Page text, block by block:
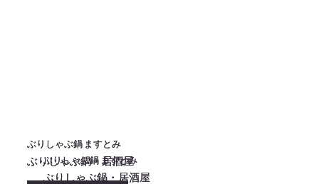
ぶりしゃぶ鍋 ますとみ
ぶりしゃぶ鍋・居酒屋
ぶりしゃぶ鍋 ますとみ
ぶりしゃぶ鍋・居酒屋
ぶりしゃぶ鍋 ますとみ
ぶりしゃぶ鍋・居酒屋
ぶりしゃぶ鍋 ますとみ
ぶりしゃぶ鍋・居酒屋